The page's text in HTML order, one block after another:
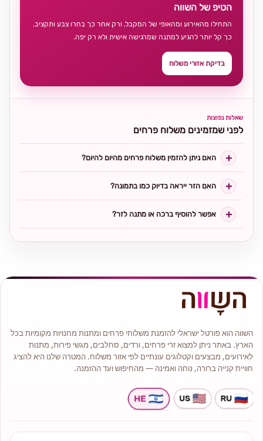
הטיפ של השווה
התחילו מהאירוע ומהאופי של המקבל, ורק אחר כך בחרו צבע ותקציב.
כך קל יותר להגיע למתנה שמרגישה אישית ולא רק יפה.
בדיקת אזורי משלוח
שאלות נפוצות
לפני שמזמינים משלוח פרחים
האם ניתן להזמין משלוח פרחים מהיום להיום?
האם הזר ייראה בדיוק כמו בתמונה?
אפשר להוסיף ברכה או מתנה לזר?
השווה הוא פורטל ישראלי להזמנת משלוחי פרחים ומתנות מחנויות מקומיות בכל
הארץ. באתר ניתן למצוא זרי פרחים, ורדים, סחלבים, מגשי פירות, מתנות
לאירועים, מבצעים וקטלוגים עונתיים לפי אזור משלוח. המטרה שלנו היא להציג
חוויית קנייה ברורה, נוחה ואמינה — מהחיפוש ועד ההזמנה.